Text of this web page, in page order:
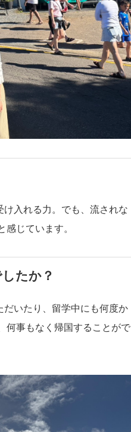
入れる力。でも、流されな
じています。
たか？
いたり、留学中にも何度か
何事もなく帰国することがで